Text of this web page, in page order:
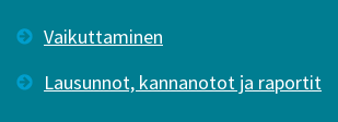
Vaikuttaminen
Lausunnot, kannanotot ja raportit